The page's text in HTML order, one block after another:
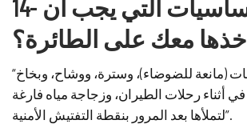
14- ما الأساسيات التي يجب أن
معك على الطائرة؟
“سمّاعات (مانعة للضوضاء)، وسترة، ووشاح، وبخاخ Kiehl
أثناء رحلات الطيران، وزجاجة مياه فارغة
لتملأها بعد المرور بنقطة التفتيش الأمنية”.